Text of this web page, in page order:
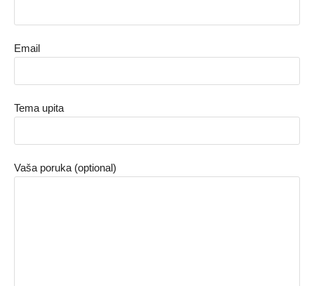
Email
Tema upita
Vaša poruka (optional)